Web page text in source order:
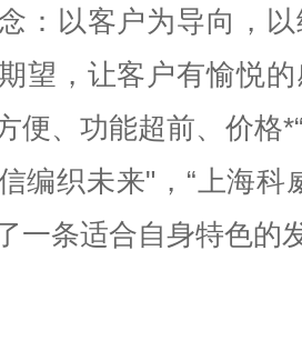
：以客户为导向，
望，让客户有愉悦
便、功能超前、价格
编织未来"，“上海科
一条适合自身特色的